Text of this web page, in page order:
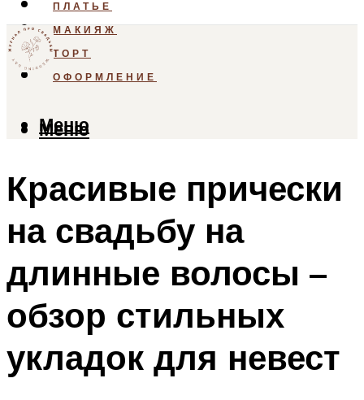
ПЛАТЬЕ
МАКИЯЖ
ТОРТ
ОФОРМЛЕНИЕ
Меню
Меню
Красивые прически
на свадьбу на
длинные волосы –
обзор стильных
укладок для невест